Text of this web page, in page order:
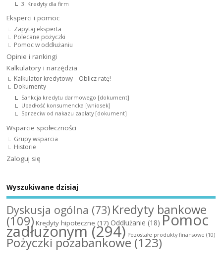
3. Kredyty dla firm
Eksperci i pomoc
Zapytaj eksperta
Polecane pożyczki
Pomoc w oddłużaniu
Opinie i rankingi
Kalkulatory i narzędzia
Kalkulator kredytowy – Oblicz ratę!
Dokumenty
Sankcja kredytu darmowego [dokument]
Upadłość konsumencka [wniosek]
Sprzeciw od nakazu zapłaty [dokument]
Wsparcie społeczności
Grupy wsparcia
Historie
Zaloguj się
Wyszukiwane dzisiaj
Dyskusja ogólna (73) Kredyty bankowe
(109) Kredyty hipoteczne (17) Oddłużanie (18) Pomoc
zadłużonym(294) Pozostałe produkty finansowe (10)
Pożyczki pozabankowe (123)